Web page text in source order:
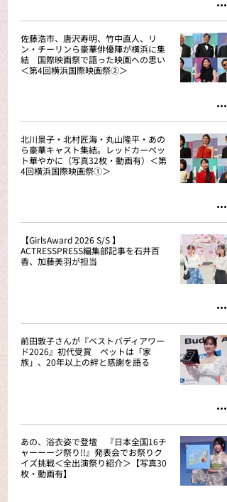
佐藤浩市、唐沢寿明、竹中直人、リ
ン・チーリンら豪華俳優陣が横浜に集
結 国際映画祭で語った映画への思い
＜第4回横浜国際映画祭②＞
北川景子・北村匠海・丸山隆平・あの
ら豪華キャスト集結。レッドカーペッ
ト華やかに（写真32枚・動画有）＜第
4回横浜国際映画祭①＞
【GirlsAward 2026 S/S 】
ACTRESSPRESS編集部記事を石井百
香、加藤美羽が担当
前田敦子さんが『ベストバディアワー
ド2026』初代受賞 ペットは「家
族」、20年以上の絆と感謝を語る
あの、浴衣姿で登壇 『日本全国16チ
ャーーージ祭り!!』発表会でお祭りク
イズ挑戦＜全出演祭り紹介＞【写真30
枚・動画有】